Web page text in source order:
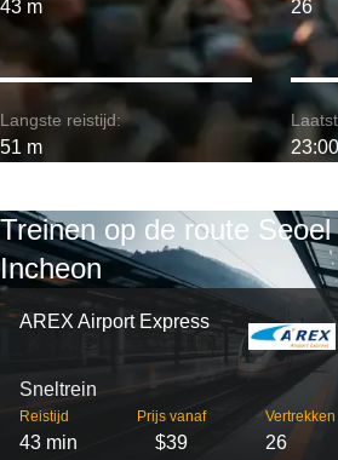
43 m
Langste reistijd:
51 m
26
23:00
Treinen op de route
Incheon
AREX Airport Express
Sneltrein
Reistijd
43 min
Prijs vanaf
$39
Vertrekken
26